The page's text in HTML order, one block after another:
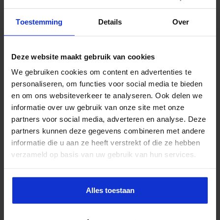
Toestemming Details Over
Deze website maakt gebruik van cookies
We gebruiken cookies om content en advertenties te
personaliseren, om functies voor social media te bieden
en om ons websiteverkeer te analyseren. Ook delen we
informatie over uw gebruik van onze site met onze
partners voor social media, adverteren en analyse. Deze
partners kunnen deze gegevens combineren met andere
informatie die u aan ze heeft verstrekt of die ze hebben
verzameld op basis van uw gebruik van hun services.
Alles toestaan
Jaaropleiding Bedrijfskundig
Zorgmanagement